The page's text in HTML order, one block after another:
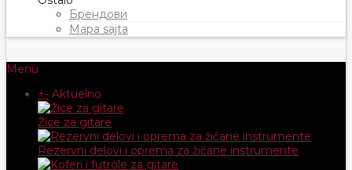
Брендови
Mapa sajta
Menu
+- Aktuelno
Žice za gitare
Rezervni delovi i oprema za žičane instrumente